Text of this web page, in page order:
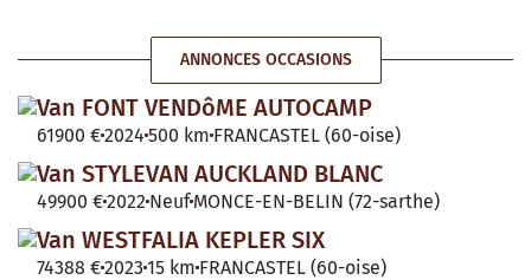
ANNONCES OCCASIONS
Van FONT VENDôME AUTOCAMP
61900 €2024 500 km FRANCASTEL (60-oise)
Van STYLEVAN AUCKLAND BLANC
49900 €2022 Neuf MONCE-EN-BELIN (72-sarthe)
Van WESTFALIA KEPLER SIX
74388 €2023 15 km FRANCASTEL (60-oise)